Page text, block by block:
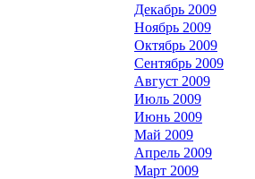
Декабрь 2009
Ноябрь 2009
Октябрь 2009
Сентябрь 2009
Август 2009
Июль 2009
Июнь 2009
Май 2009
Апрель 2009
Март 2009